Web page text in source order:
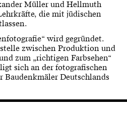
Müller und Hellmuth
die mit jüdischen
wird gegründet.
zwischen Produktion und
zum „richtigen Farbsehen“
sich an der fotografischen
Baudenkmäler Deutschlands